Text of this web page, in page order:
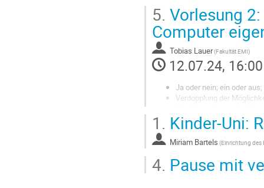
5. Vorlesung
Computer
Tobias Lauer(Fakultät EMI)
12.07.24, 16:00
Ja oder nein; ein oder
Verdopplung der
1. Kinder-Uni:
Miriam Bartels
4. Pause mit